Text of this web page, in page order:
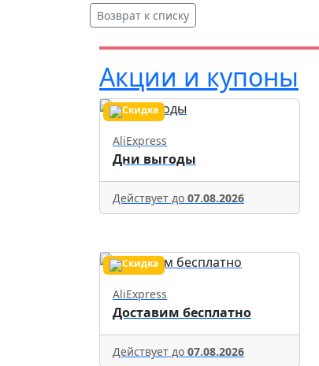
Возврат к списку
Акции и купоны
AliExpress
Дни выгоды
Действует до 07.08.2026
AliExpress
Доставим бесплатно
Действует до 07.08.2026